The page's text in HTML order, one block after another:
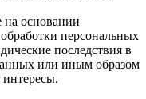
на основании
персональных
последствия в
или иным образом